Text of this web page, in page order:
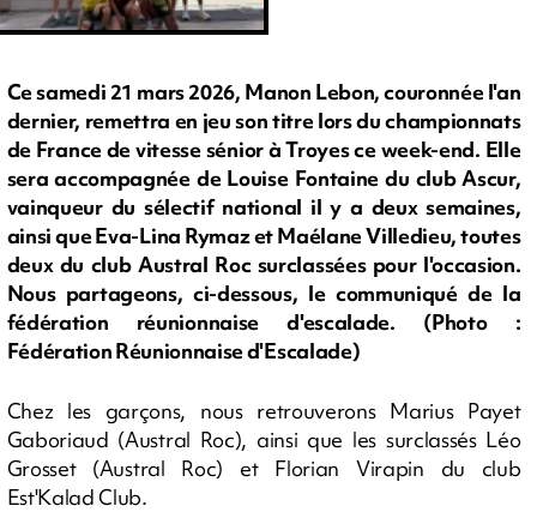
Ce samedi 21 mars 2026, Manon Lebon, couronnée l'an
dernier, remettra en jeu son titre lors du championnats
de France de vitesse sénior à Troyes ce week-end. Elle
sera accompagnée de Louise Fontaine du club Ascur,
vainqueur du sélectif national il y a deux semaines,
ainsi que Eva-Lina Rymaz et Maélane Villedieu, toutes
deux du club Austral Roc surclassées pour l'occasion.
Nous partageons, ci-dessous, le communiqué de la
fédération réunionnaise d'escalade. (Photo :
Fédération Réunionnaise d'Escalade)
Chez les garçons, nous retrouverons Marius Payet
Gaboriaud (Austral Roc), ainsi que les surclassés Léo
Grosset (Austral Roc) et Florian Virapin du club
Est'Kalad Club.